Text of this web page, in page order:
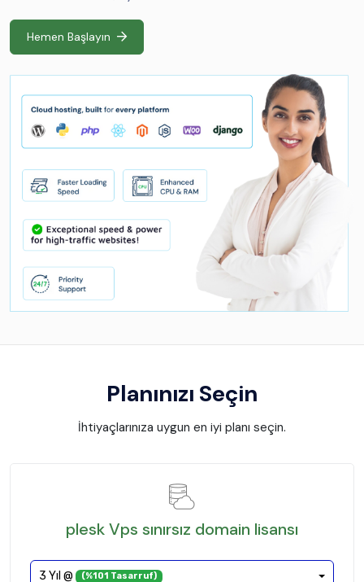
Hemen Başlayın
Planınızı Seçin
İhtiyaçlarınıza uygun en iyi planı seçin.
plesk Vps sınırsız domain lisansı
3 Yıl @ (%101 Tasarruf)